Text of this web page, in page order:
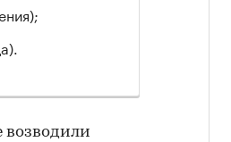
возводили